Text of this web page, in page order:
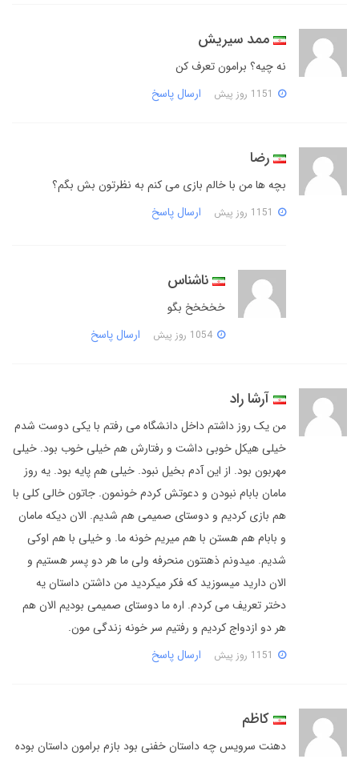
ممد سیریش
نه چیه؟ برامون تعرف کن
ارسال پاسخ
رضا
بچه ها من با خالم بازی می کنم به نظرتون بش بگم؟
ارسال پاسخ
ناشناس
خخخخخ بگو
ارسال پاسخ
آرشا راد
من یک روز داشتم داخل دانشگاه می رفتم با یکی دوست شدم
خیلی هیکل خوبی داشت و رفتارش هم خیلی خوب بود. خیلی
مهربون بود. از این آدم بخیل نبود. خیلی هم پایه بود. یه روز
مامان بابام نبودن و دعوتش کردم خونمون. جاتون خالی کلی با
هم بازی کردیم و دوستای صمیمی هم شدیم. الان دیکه مامان
و بابام هم هستن با هم میریم خونه ما. و خیلی با هم اوکی
شدیم. میدونم ذهنتون منحرفه ولی ما هر دو پسر هستیم و
الان دارید میسوزید که فکر میکردید من داشتن داستان یه
دختر تعریف می کردم. اره ما دوستای صمیمی بودیم الان هم
هر دو ازدواج کردیم و رفتیم سر خونه زندگی مون.
ارسال پاسخ
کاظم
دهنت سرویس چه داستان خفنی بود بازم برامون داستان بوده